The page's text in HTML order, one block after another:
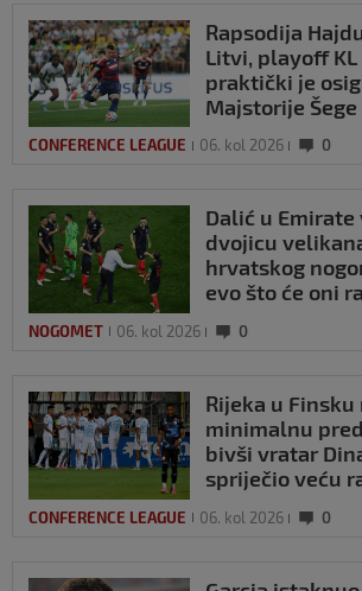
Rapsodija
Litvi, playoff KL
praktički je
Majstorije Šege
CONFERENCE LEAGUE 06. kol 2026 0
Dalić u Emirate
dvojicu
hrvatskog
evo što će oni
NOGOMET 06. kol 2026 0
Rijeka u Finsku
minimalnu
bivši vratar
spriječio veću
CONFERENCE LEAGUE 06. kol 2026 0